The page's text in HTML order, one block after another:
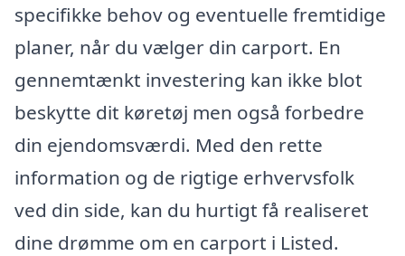
specifikke behov og eventuelle fremtidige
planer, når du vælger din carport. En
gennemtænkt investering kan ikke blot
beskytte dit køretøj men også forbedre
din ejendomsværdi. Med den rette
information og de rigtige erhvervsfolk
ved din side, kan du hurtigt få realiseret
dine drømme om en carport i Listed.